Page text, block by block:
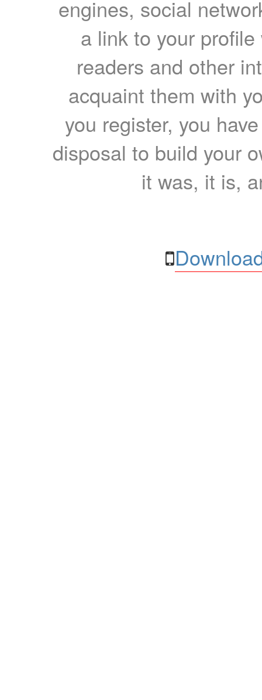
engines, social
a link to your
readers and other
acquaint them with
you register, you
disposal to build your
it was, it is,